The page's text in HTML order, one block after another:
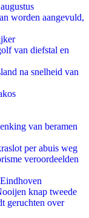
worden aangevuld,
van diefstal en
na snelheid van
van beramen
per abuis weg
veroordeelden
knap tweede
geruchten over